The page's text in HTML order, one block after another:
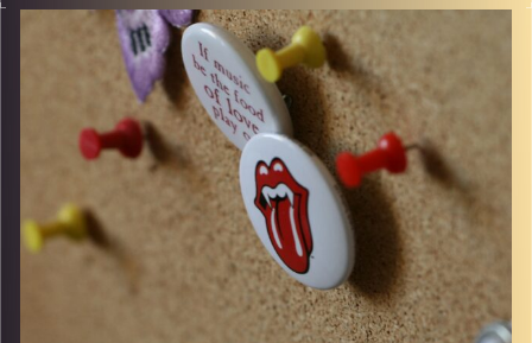
włodi